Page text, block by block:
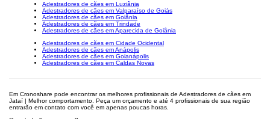
Adestradores de cães em Luziânia
Adestradores de cães em Valparaíso de Goiás
Adestradores de cães em Goiânia
Adestradores de cães em Trindade
Adestradores de cães em Aparecida de Goiânia
Adestradores de cães em Cidade Ocidental
Adestradores de cães em Anápolis
Adestradores de cães em Goianápolis
Adestradores de cães em Caldas Novas
Em Cronoshare pode encontrar os melhores profissionais de Adestradores de cães em
Jataí | Melhor comportamento. Peça um orçamento e até 4 profissionais de sua região
entrarão em contato com você em apenas poucas horas.